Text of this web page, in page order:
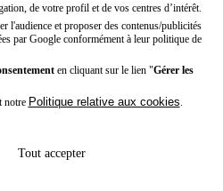
de votre profil et de vos centres d’intérêt.
l'audience et proposer des contenus/publicités
par Google conformément à leur politique de
en cliquant sur le lien "Gérer les
notre Politique relative aux cookies
Tout accepter